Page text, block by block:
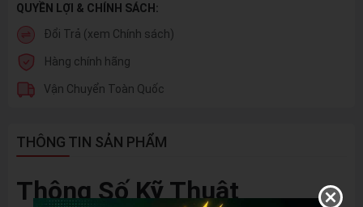
QUYỀN LỢI & CHÍNH SÁCH:
Đổi Trả (xem Chính sách)
Hàng chính hãng
Vận Chuyển Toàn Quốc
THÔNG TIN SẢN PHẨM
Thông Số Kỹ Thuật